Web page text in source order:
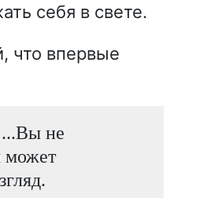
себя в свете.
что впервые
...Вы не
может